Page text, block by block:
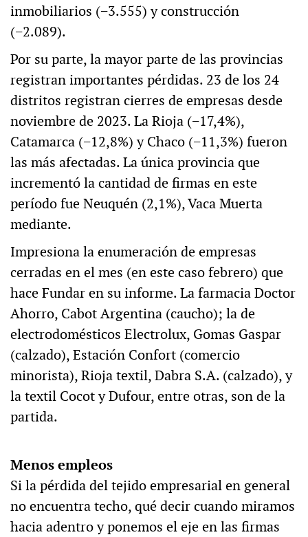
inmobiliarios (−3.555) y construcción
(−2.089).
Por su parte, la mayor parte de las provincias
registran importantes pérdidas. 23 de los 24
distritos registran cierres de empresas desde
noviembre de 2023. La Rioja (−17,4%),
Catamarca (−12,8%) y Chaco (−11,3%) fueron
las más afectadas. La única provincia que
incrementó la cantidad de firmas en este
período fue Neuquén (2,1%), Vaca Muerta
mediante.
Impresiona la enumeración de empresas
cerradas en el mes (en este caso febrero) que
hace Fundar en su informe. La farmacia Doctor
Ahorro, Cabot Argentina (caucho); la de
electrodomésticos Electrolux, Gomas Gaspar
(calzado), Estación Confort (comercio
minorista), Rioja textil, Dabra S.A. (calzado), y
la textil Cocot y Dufour, entre otras, son de la
partida.
Menos empleos
Si la pérdida del tejido empresarial en general
no encuentra techo, qué decir cuando miramos
hacia adentro y ponemos el eje en las firmas